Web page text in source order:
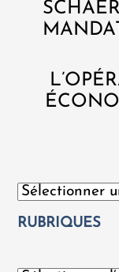
Catégories
RUBRIQUES